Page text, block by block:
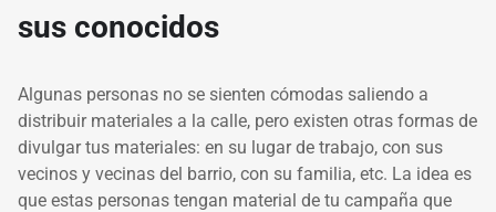
sus conocidos
Algunas personas no se sienten cómodas saliendo a
distribuir materiales a la calle, pero existen otras formas de
divulgar tus materiales: en su lugar de trabajo, con sus
vecinos y vecinas del barrio, con su familia, etc. La idea es
que estas personas tengan material de tu campaña que